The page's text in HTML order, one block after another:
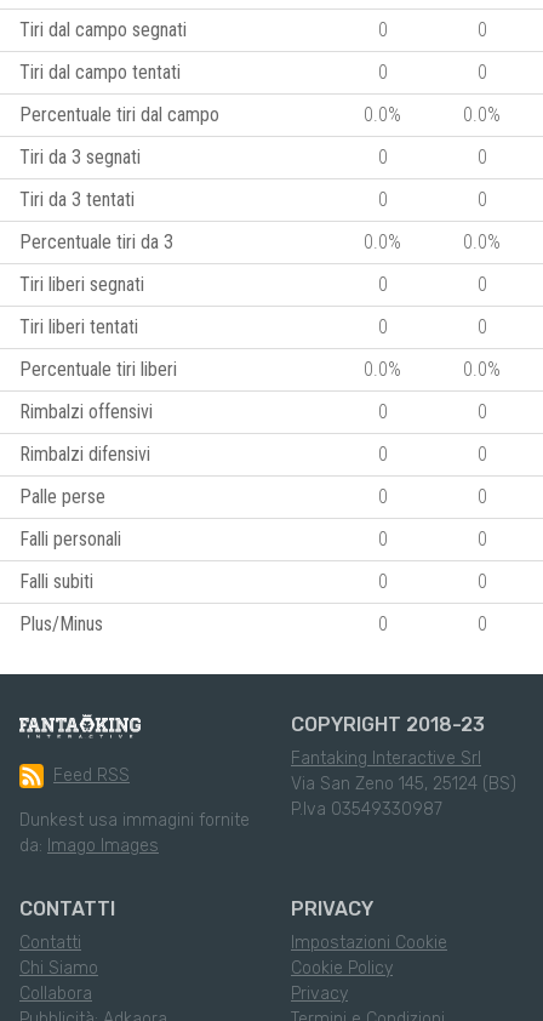
Tiri dal campo segnati
0
0
Tiri dal campo tentati
0
0
Percentuale tiri dal campo
0.0%
0.0%
Tiri da 3 segnati
0
0
Tiri da 3 tentati
0
0
Percentuale tiri da 3
0.0%
0.0%
Tiri liberi segnati
0
0
Tiri liberi tentati
0
0
Percentuale tiri liberi
0.0%
0.0%
Rimbalzi offensivi
0
0
Rimbalzi difensivi
0
0
Palle perse
0
0
Falli personali
0
0
Falli subiti
0
0
Plus/Minus
0 0
Feed RSS
Dunkest usa immagini fornite
da: Imago Images
COPYRIGHT 2018-23
Fantaking Interactive Srl
Via San Zeno 145, 25124 (BS)
P.Iva 03549330987
CONTATTI
Contatti
Chi Siamo
Collabora
PRIVACY
Impostazioni Cookie
Cookie Policy
Privacy